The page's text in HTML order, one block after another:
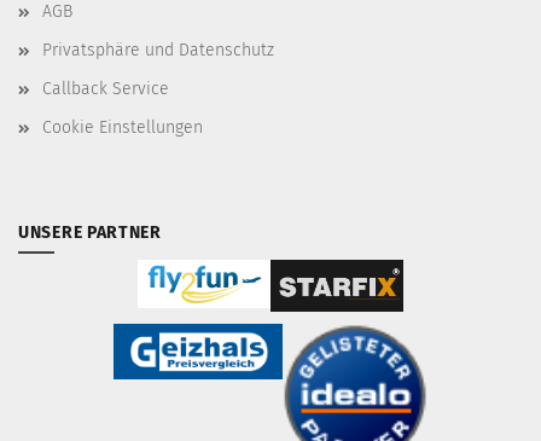
AGB
Privatsphäre und Datenschutz
Callback Service
Cookie Einstellungen
UNSERE PARTNER